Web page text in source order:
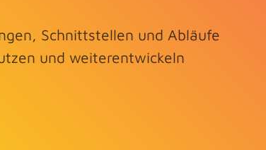
Schnittstellen und Abläufe
und weiterentwickeln